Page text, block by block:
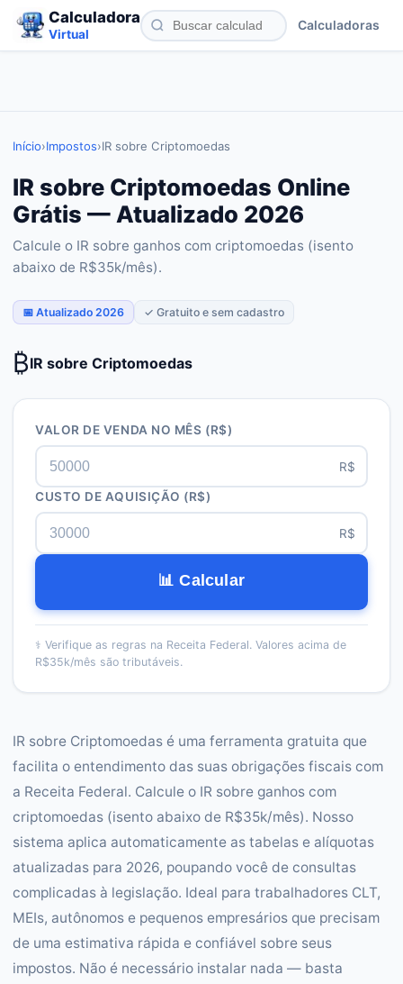
Calculadora
Virtual
Calculadoras
Início›Impostos›IR sobre Criptomoedas
IR sobre Criptomoedas Online
Grátis — Atualizado 2026
Calcule o IR sobre ganhos com criptomoedas (isento
abaixo de R$35k/mês).
📅 Atualizado 2026 ✓ Gratuito e sem cadastro
₿IR sobre Criptomoedas
VALOR DE VENDA NO MÊS (R$)
R$
CUSTO DE AQUISIÇÃO (R$)
R$
📊 Calcular
⚕️ Verifique as regras na Receita Federal. Valores acima de
R$35k/mês são tributáveis.
IR sobre Criptomoedas é uma ferramenta gratuita que
facilita o entendimento das suas obrigações fiscais com
a Receita Federal. Calcule o IR sobre ganhos com
criptomoedas (isento abaixo de R$35k/mês). Nosso
sistema aplica automaticamente as tabelas e alíquotas
atualizadas para 2026, poupando você de consultas
complicadas à legislação. Ideal para trabalhadores CLT,
MEIs, autônomos e pequenos empresários que precisam
de uma estimativa rápida e confiável sobre seus
impostos. Não é necessário instalar nada — basta